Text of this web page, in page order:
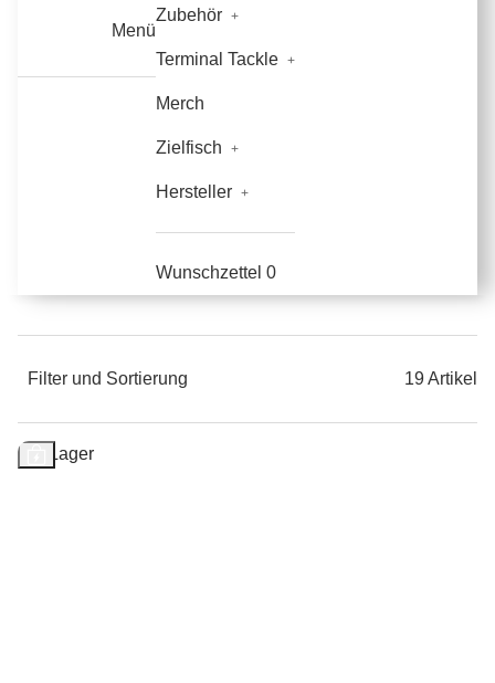
Menü
Zubehör
Terminal Tackle
Merch
Zielfisch
Hersteller
Wunschzettel 0
Filter und Sortierung 19 Artikel
Auf Lager